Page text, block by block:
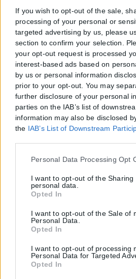
If you wish to opt-out of the sale,
processing of your personal or
targeted advertising by us, please
section to confirm your selection.
your opt-out request is processed
interest-based ads based on
by us or personal information
prior to your opt-out. You may
further disclosure of your personal
parties on the IAB’s list of
information may also be disclosed
the IAB’s List of Downstream
Please note that this website/app
but not limited to your visit or usage
click to grant or deny consent to
tags to use your data for below
Google consent section.
Personal Data Processing Opt
I want to opt-out of the Sharing
personal data.
Opted In
I want to opt-out of the Sale of
Personal Data.
Opted In
I want to opt-out of processing
Personal Data for Targeted
Opted In